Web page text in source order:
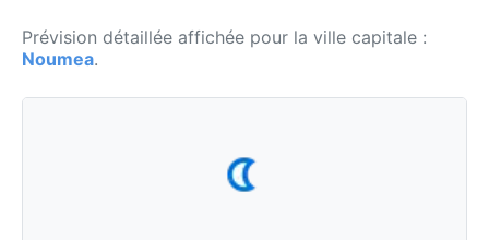
Prévision détaillée affichée pour la ville capitale :
Noumea.